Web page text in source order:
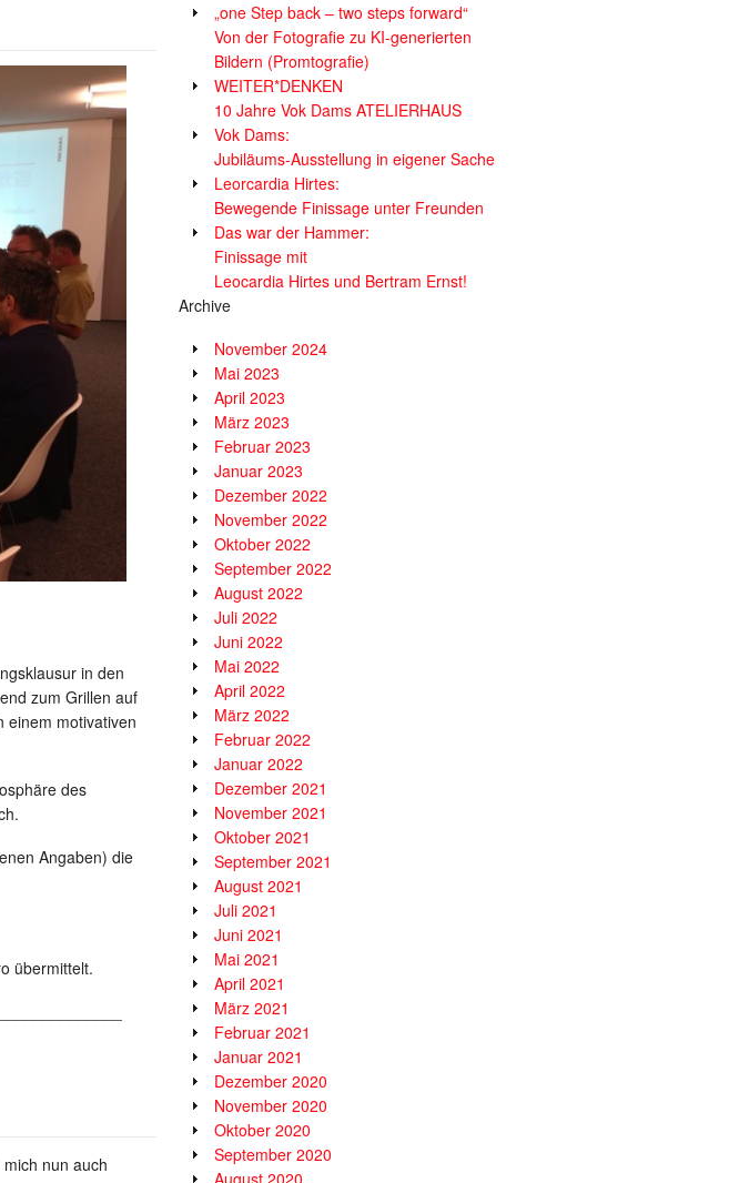
in den
zum Grillen auf
einem motivativen
des
Angaben) die
übermittelt.
nun auch
„one Step back – two steps forward“
Von der Fotografie zu KI-generierten
Bildern (Promtografie)
WEITER*DENKEN
10 Jahre Vok Dams ATELIERHAUS
Vok Dams:
Jubiläums-Ausstellung in eigener Sache
Leorcardia Hirtes:
Bewegende Finissage unter Freunden
Das war der Hammer:
Finissage mit
Leocardia Hirtes und Bertram Ernst!
Archive
November 2024
Mai 2023
April 2023
März 2023
Februar 2023
Januar 2023
Dezember 2022
November 2022
Oktober 2022
September 2022
August 2022
Juli 2022
Juni 2022
Mai 2022
April 2022
März 2022
Februar 2022
Januar 2022
Dezember 2021
November 2021
Oktober 2021
September 2021
August 2021
Juli 2021
Juni 2021
Mai 2021
April 2021
März 2021
Februar 2021
Januar 2021
Dezember 2020
November 2020
Oktober 2020
September 2020